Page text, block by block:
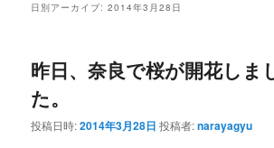
日別アーカイブ:2014年3月28日
昨日、奈良で桜が開花しま
た。
投稿日時:2014年3月28日 投稿者:narayagyu